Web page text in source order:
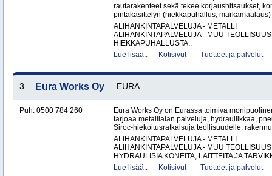
rautarakenteet sekä tekee korjaushitsaukset,
pintakäsittelyn (hiekkapuhallus,
ALIHANKINTAPALVELUJA - METALLI
ALIHANKINTAPALVELUJA - MUU TEOLLISUUS
HIEKKAPUHALLUSTA..
Lue lisää..
Kotisivut Tuotteet ja palvelut
3. Eura Works Oy EURA
Puh. 0500 784 260
Eura Works Oy on Eurassa toimiva
tarjoaa metallialan palveluja, hydrauliikkaa,
Siroc-hiekoitusratkaisuja teollisuudelle,
ALIHANKINTAPALVELUJA - METALLI
ALIHANKINTAPALVELUJA - MUU TEOLLISUUS
HYDRAULISIA KONEITA, LAITTEITA JA
Lue lisää..
Kotisivut Tuotteet ja palvelut